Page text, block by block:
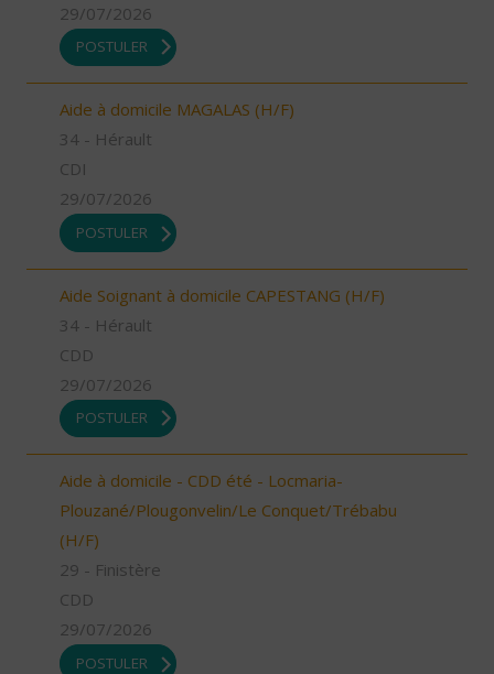
29/07/2026
POSTULER
Aide à domicile MAGALAS (H/F)
34 - Hérault
CDI
29/07/2026
POSTULER
Aide Soignant à domicile CAPESTANG (H/F)
34 - Hérault
CDD
29/07/2026
POSTULER
Aide à domicile - CDD été - Locmaria-
Plouzané/Plougonvelin/Le Conquet/Trébabu
(H/F)
29 - Finistère
CDD
29/07/2026
POSTULER